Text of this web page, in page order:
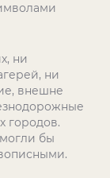
ни
ни
внешне
городов.
бы